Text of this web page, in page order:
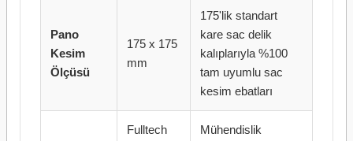
Pano
Kesim
Ölçüsü
175 x 175
mm
175'lik standart
kare sac delik
kalıplarıyla %100
tam uyumlu sac
kesim ebatları
Fulltech
Mühendislik